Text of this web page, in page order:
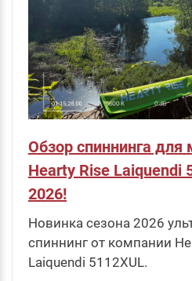
Обзор спиннинга
Hearty Rise Laiquendi
2026!
Новинка сезона 2026
спиннинг от компании
Laiquendi 5112XUL.